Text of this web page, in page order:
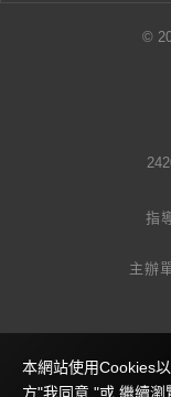
©
指
主辦
本網站使用Cookies
方"我同意 "或 繼續